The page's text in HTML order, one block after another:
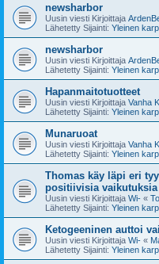
newsharbor
Uusin viesti Kirjoittaja
Lähetetty Sijainti: Yleinen
newsharbor
Uusin viesti Kirjoittaja
Lähetetty Sijainti: Yleinen
Hapanmaitotuotteet
Uusin viesti Kirjoittaja Vanha
Lähetetty Sijainti: Yleinen
Munaruoat
Uusin viesti Kirjoittaja Vanha
Lähetetty Sijainti: Yleinen
Thomas käy läpi eri
positiivisia vaikutuksia
Uusin viesti Kirjoittaja Wi- «
Lähetetty Sijainti: Yleinen
Ketogeeninen auttoi
Uusin viesti Kirjoittaja Wi- «
Lähetetty Sijainti: Yleinen